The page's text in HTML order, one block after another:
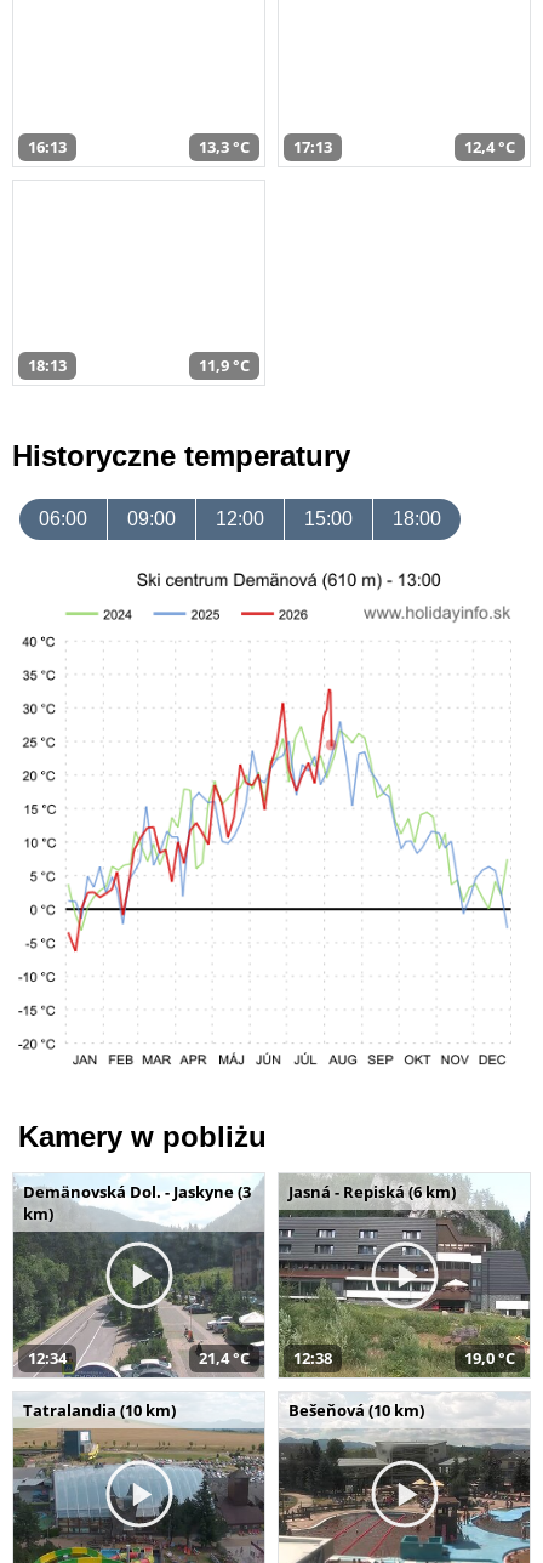
16:13 13,3 °C 17:13 12,4 °C
18:13 11,9 °C
Historyczne temperatury
06:00 09:00 12:00 15:00 18:00
Kamery w pobliżu
Demänovská Dol. - Jaskyne (3
km)
12:34 21,4 °C
Jasná - Repiská (6 km)
12:38 19,0 °C
Tatralandia (10 km) Bešeňová (10 km)